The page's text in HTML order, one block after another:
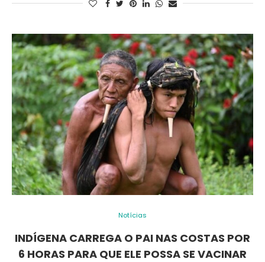
Notícias
INDÍGENA CARREGA O PAI NAS COSTAS POR
6 HORAS PARA QUE ELE POSSA SE VACINAR